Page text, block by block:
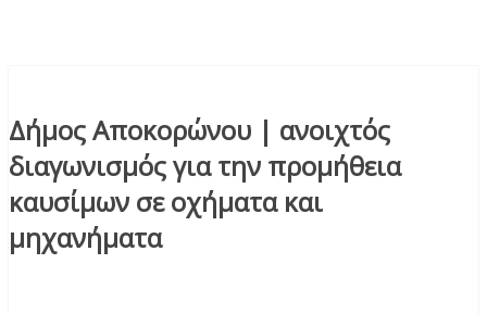
Δήμος Αποκορώνου | ανοιχτός
διαγωνισμός για την προμήθεια
καυσίμων σε οχήματα και
μηχανήματα